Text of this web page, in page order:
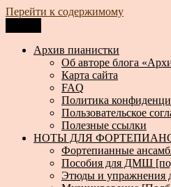
Перейти к содержимому
Архив пианистки
Всё для пианистов: ноты, книги,
Архив пианистки
Об авторе блога
Карта сайта
FAQ
Политика
Пользовательское
Полезные ссылки
НОТЫ ДЛЯ
Фортепианные
Пособия для ДМШ
Этюды и упражнения